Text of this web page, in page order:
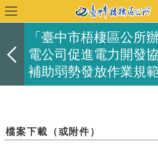
「臺中市梧棲區公所
電公司促進電力開發
補助弱勢發放作業規範
檔案下載（或附件）